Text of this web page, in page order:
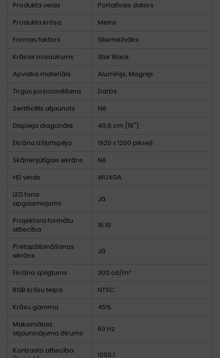
Produkta veids
Portatīvais dators
Produkta krāsa
Melns
Formas faktors
Gliemežvāks
Krāsas nosaukums
Star Black
Apvalka materiāls
Alumīnijs, Magnijs
Tirgus pozicionēšana
Darbs
Sertificēts atjaunots
Nē
Displeja diagonāle
40,6 cm (16")
Ekrāna izšķirtspēja
1920 x 1200 pikseļi
Skārienjūtīgais ekrāns
Nē
HD veids
WUXGA
LED fona
apgaismojums
Jā
Projektora formātu
attiecība
16:10
Pretapžilbināšanas
ekrāns
Jā
Ekrāna spilgtums
300 cd/m²
RGB krāsu telpa
NTSC
Krāsu gamma
45%
Maksimālais
atjauninājuma ātrums
60 Hz
Kontrasta attiecība
1000:1